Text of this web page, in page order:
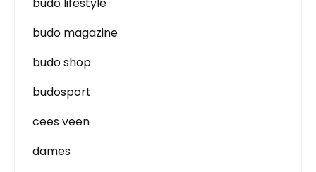
budo magazine
budo shop
budosport
cees veen
dames